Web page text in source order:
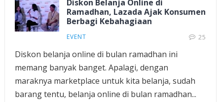
Diskon Belanja Online di
Ramadhan, Lazada Ajak Konsumen
Berbagi Kebahagiaan
EVENT 25
Diskon belanja online di bulan ramadhan ini
memang banyak banget. Apalagi, dengan
maraknya marketplace untuk kita belanja, sudah
barang tentu, belanja online di bulan ramadhan...